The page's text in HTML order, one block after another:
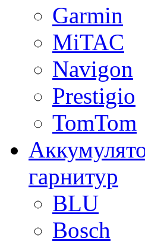
Garmin
MiTAC
Navigon
Prestigio
TomTom
гарнитур
BLU
Bosch